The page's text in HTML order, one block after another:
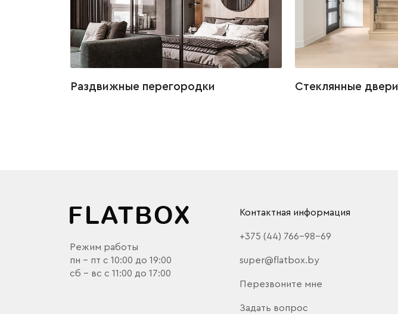
Раздвижные перегородки Стеклянные двери
Режим работы
пн - пт с 10:00 до 19:00
сб - вс с 11:00 до 17:00
Контактная информация
+375 (44) 766-98-69
super@flatbox.by
Перезвоните мне
Задать вопрос